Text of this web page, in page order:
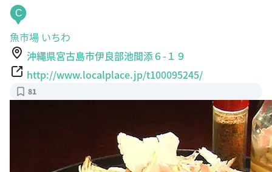
C
魚市場 いちわ
沖縄県宮古島市伊良部池間添６-１９
http://www.localplace.jp/t100095245/
81